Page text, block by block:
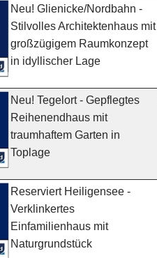
Neu! Glienicke/Nordbahn -
Stilvolles Architektenhaus mit
großzügigem Raumkonzept
in idyllischer Lage
Neu! Tegelort - Gepflegtes
Reihenendhaus mit
traumhaftem Garten in
Toplage
Reserviert Heiligensee -
Verklinkertes
Einfamilienhaus mit
Naturgrundstück